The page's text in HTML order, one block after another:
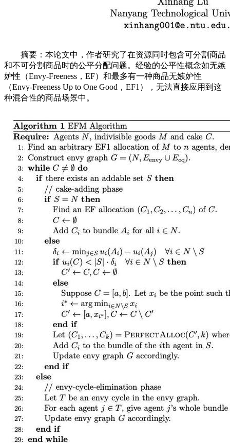
摘要：本论文中，作者研究了在资源同时包含可分割商品
和不可分割商品时的公平分配问题。经验的公平性概念如无嫉
妒性（Envy-Freeness，EF）和最多有一种商品无嫉妒性
（Envy-Freeness Up to One Good，EF1），无法直接应用到这
种混合性的商品场景中。